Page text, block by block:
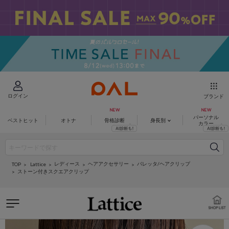
ログイン ブランド
ベストヒット オトナ 骨格診断 身長別
パーソナル
カラー
TOP Lattice レディース ヘアアクセサリー
バレッタ/ヘアクリップ
ストーン付きスクエアクリップ